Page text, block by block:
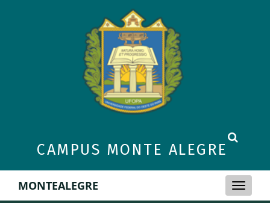
CAMPUS MONTE ALEGRE
Toggle
MONTEALEGRE